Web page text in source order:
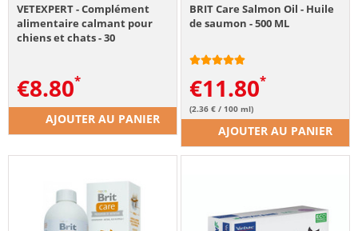
VETEXPERT - Complément
alimentaire calmant pour
chiens et chats - 30
€8.80
AJOUTER AU PANIER
BRIT Care Salmon Oil - Huile
de saumon - 500 ML
€11.80
(2.36 € / 100 ml)
AJOUTER AU PANIER